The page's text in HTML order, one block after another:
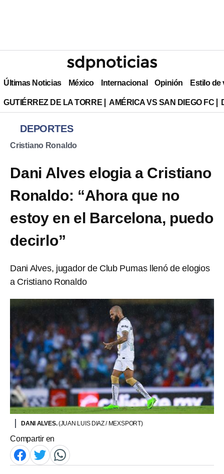
Últimas Noticias México Internacional Opinión Estilo de
GUTIÉRREZ DE LA TORRE AMÉRICA VS SAN DIEGO FC
DEPORTES
Cristiano Ronaldo
Dani Alves elogia a Cristiano
Ronaldo: “Ahora que no
estoy en el Barcelona, puedo
decirlo”
Dani Alves, jugador de Club Pumas llenó de elogios
a Cristiano Ronaldo
DANI ALVES.(JUAN LUIS DIAZ / MEXSPORT)
Compartir en